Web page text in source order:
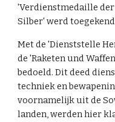
'Verdienstmedaille
Silber' werd
Met de 'Dienststelle
de 'Raketen und
bedoeld. Dit deed
techniek en
voornamelijk uit de
landen, werden hier